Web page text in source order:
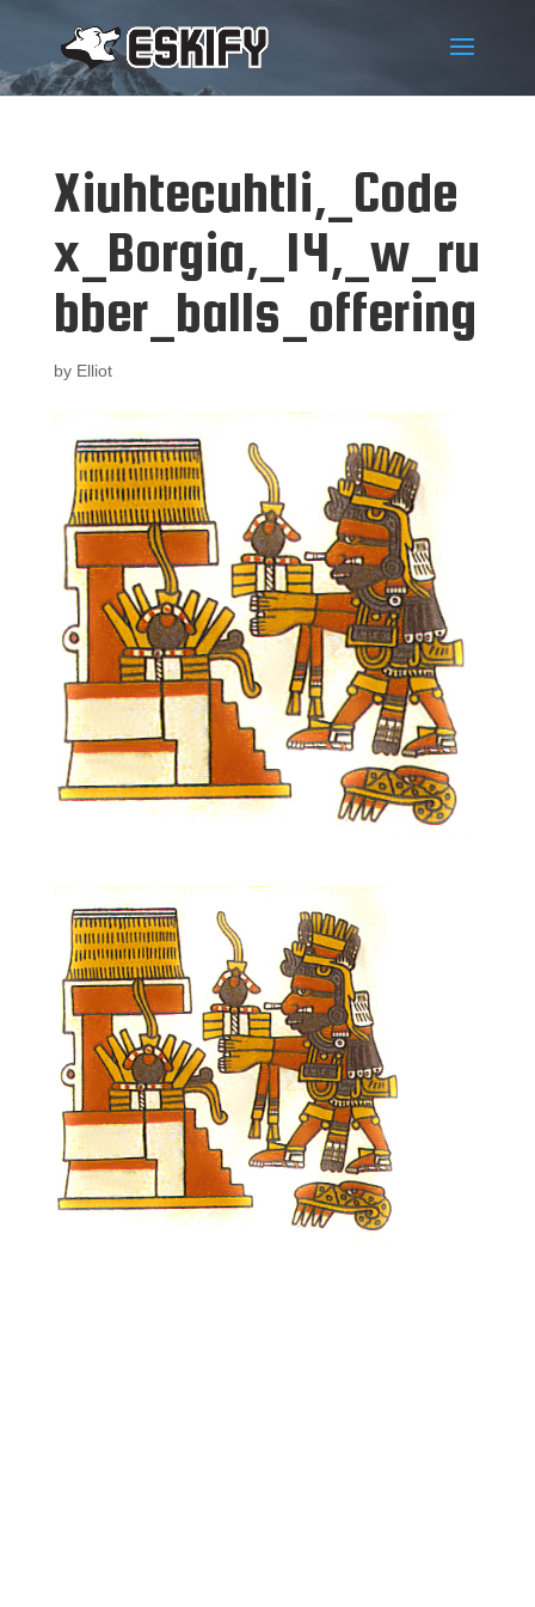
Xiuhtecuhtli,_Code
x_Borgia,_14,_w_ru
bber_balls_offering
by Elliot